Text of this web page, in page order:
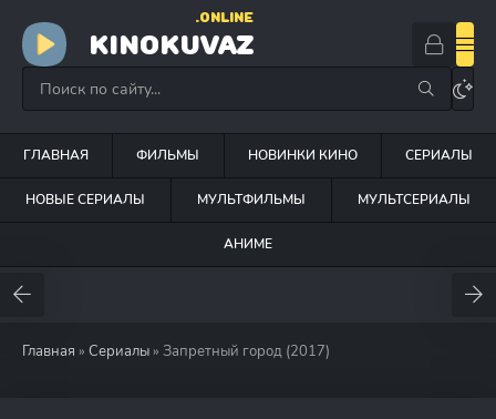
KINOKUVAZ
.ONLINE
ГЛАВНАЯ ФИЛЬМЫ НОВИНКИ КИНО СЕРИАЛЫ
НОВЫЕ СЕРИАЛЫ МУЛЬТФИЛЬМЫ МУЛЬТСЕРИАЛЫ
АНИМЕ
Главная » Сериалы » Запретный город (2017)